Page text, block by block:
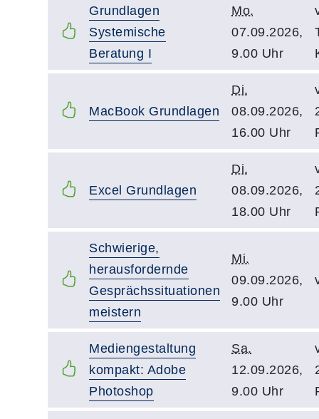
Grundlagen
Systemische
Beratung I
Mo.
07.09.2026,
9.00 Uhr
MacBook Grundlagen
Di.
08.09.2026,
16.00 Uhr
Excel Grundlagen
Di.
08.09.2026,
18.00 Uhr
Schwierige,
herausfordernde
Gesprächssituationen
meistern
Mi.
09.09.2026,
9.00 Uhr
Mediengestaltung
kompakt: Adobe
Photoshop
Sa.
12.09.2026,
9.00 Uhr